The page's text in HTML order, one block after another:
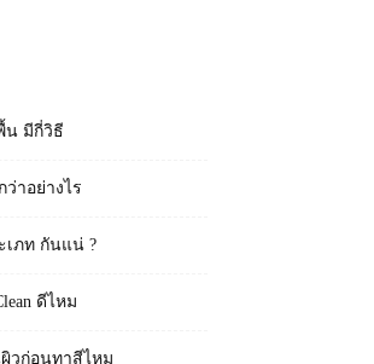
น มีกี่วิธี
าอย่างไร
เภท กันแน่ ?
ดีไหม
วก่อนทาสีไหม